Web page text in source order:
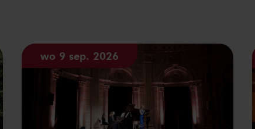
wo 9 sep. 2026